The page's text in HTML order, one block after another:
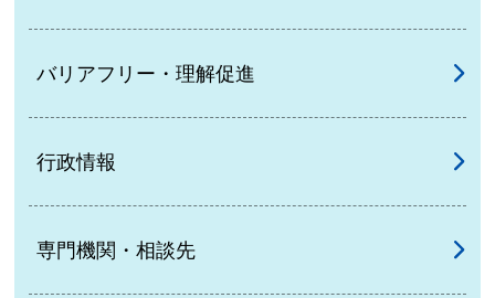
バリアフリー・理解促進
行政情報
専門機関・相談先